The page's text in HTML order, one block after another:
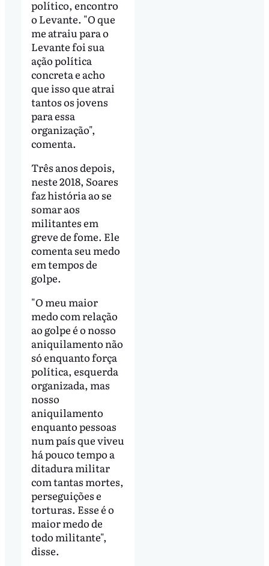
político, encontro
o Levante. "O que
me atraiu para o
Levante foi sua
ação política
concreta e acho
que isso que atrai
tantos os jovens
para essa
organização",
comenta.
Três anos depois,
neste 2018, Soares
faz história ao se
somar aos
militantes em
greve de fome. Ele
comenta seu medo
em tempos de
golpe.
"O meu maior
medo com relação
ao golpe é o nosso
aniquilamento não
só enquanto força
política, esquerda
organizada, mas
nosso
aniquilamento
enquanto pessoas
num país que viveu
há pouco tempo a
ditadura militar
com tantas mortes,
perseguições e
torturas. Esse é o
maior medo de
todo militante",
disse.